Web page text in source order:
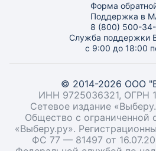
Форма
Поддержка в
8 (800) 500-
Служба поддержки
с 9:00 до 18:00
© 2014-2026 ООО
ИНН 9725036321, ОГРН
Сетевое издание
Общество с ограниченной
«Выберу.ру».
ФС 77 — 81497 от